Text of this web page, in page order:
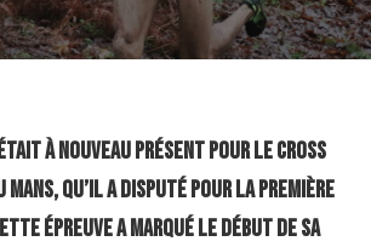
à nouveau présent pour le Cross
Mans, qu’il a disputé pour la première
épreuve a marqué le début de sa